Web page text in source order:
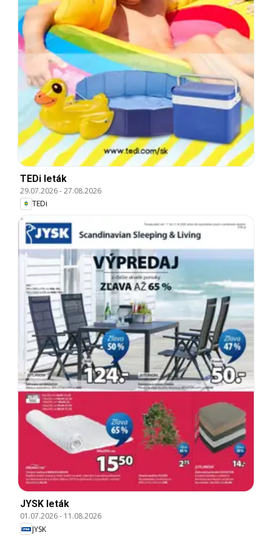
TEDi leták
29.07.2026-27.08.2026
TEDi
JYSK leták
01.07.2026- 11.08.2026
JYSK